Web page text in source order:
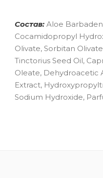
Состав: Aloe
Cocamidopropyl
Olivate, Sorbitan
Tinctorius Seed Oil,
Oleate, Dehydroacetic
Extract,
Sodium Hydroxide,